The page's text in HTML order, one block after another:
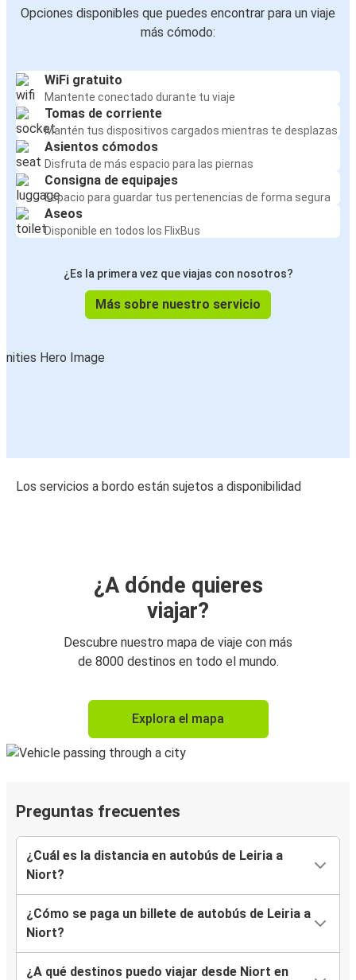
Opciones disponibles que puedes encontrar para un viaje
más cómodo:
WiFi gratuito
Mantente conectado durante tu viaje
Tomas de corriente
Mantén tus dispositivos cargados mientras te desplazas
Asientos cómodos
Disfruta de más espacio para las piernas
Consigna de equipajes
Espacio para guardar tus pertenencias de forma segura
Aseos
Disponible en todos los FlixBus
¿Es la primera vez que viajas con nosotros?
Más sobre nuestro servicio
Los servicios a bordo están sujetos a disponibilidad
¿A dónde quieres
viajar?
Descubre nuestro mapa de viaje con más
de 8000 destinos en todo el mundo.
Explora el mapa
Preguntas frecuentes
¿Cuál es la distancia en autobús de Leiria a
Niort?
¿Cómo se paga un billete de autobús de Leiria a
Niort?
¿A qué destinos puedo viajar desde Niort en